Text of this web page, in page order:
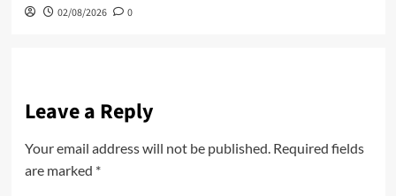
02/08/2026 0
Leave a Reply
Your email address will not be published. Required fields
are marked *